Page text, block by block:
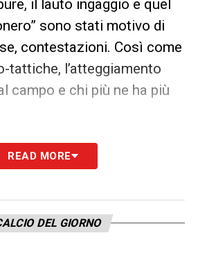
il lauto ingaggio e quel
sono stati motivo di
contestazioni. Così come
tattiche, l’atteggiamento
campo e chi più ne ha più
rovesciato in questo
e addio ai dogmi che
diEriksene
il lavoro paga e di quanto
READ MORE
DEL GIORNO